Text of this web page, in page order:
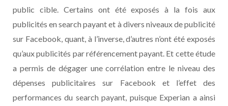
public cible. Certains ont été exposés à la fois aux
publicités en search payant et à divers niveaux de publicité
sur Facebook, quant, à l’inverse, d’autres n’ont été exposés
qu’aux publicités par référencement payant. Et cette étude
a permis de dégager une corrélation entre le niveau des
dépenses publicitaires sur Facebook et l’effet des
performances du search payant, puisque Experian a ainsi